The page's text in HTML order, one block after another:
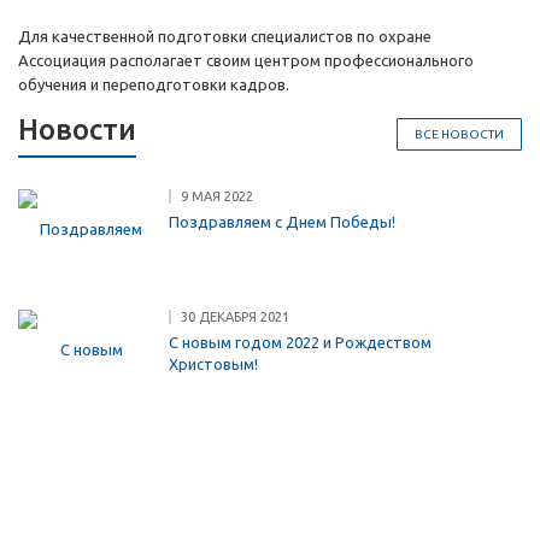
Для качественной подготовки специалистов по охране
Ассоциация располагает своим центром профессионального
обучения и переподготовки кадров.
ВСЕ НОВОСТИ
Новости
9 МАЯ 2022
Поздравляем с Днем Победы!
30 ДЕКАБРЯ 2021
С новым годом 2022 и Рождеством
Христовым!